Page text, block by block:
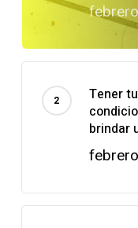
Tener
brindar